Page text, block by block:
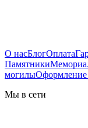
О насБлогОплата
Памятники
могилыОформление
Мы в сети